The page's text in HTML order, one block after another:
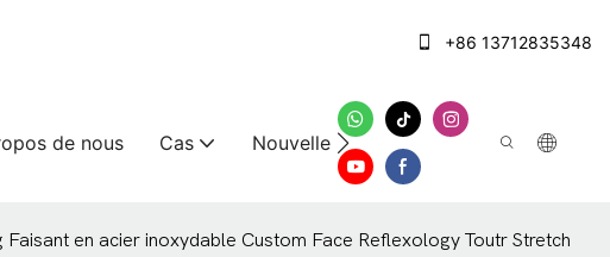
+86 13712835348
de nous Cas Nouvelles Nous contacter
Faisant en acier inoxydable Custom Face Reflexology Toutr Stretch